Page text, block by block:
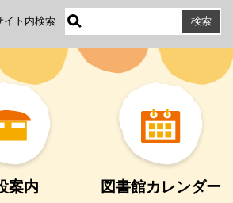
イト内検索
案内 図書館カレンダー